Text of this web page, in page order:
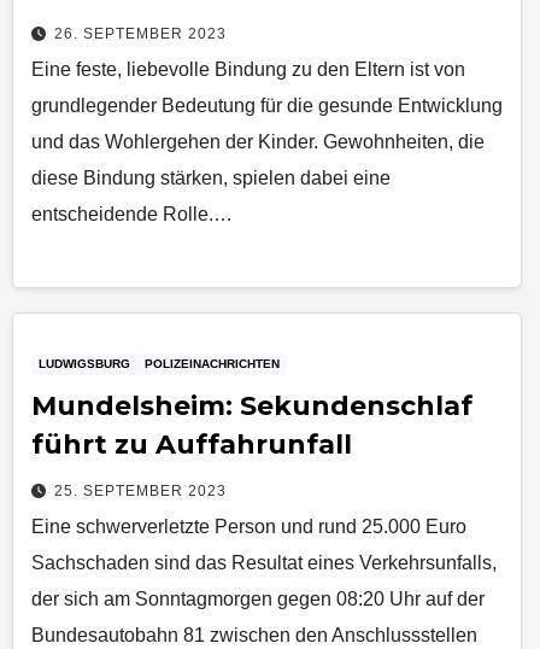
26. SEPTEMBER 2023
Eine feste, liebevolle Bindung zu den Eltern ist von
grundlegender Bedeutung für die gesunde Entwicklung
und das Wohlergehen der Kinder. Gewohnheiten, die
diese Bindung stärken, spielen dabei eine
entscheidende Rolle.…
LUDWIGSBURG POLIZEINACHRICHTEN
Mundelsheim: Sekundenschlaf
führt zu Auffahrunfall
25. SEPTEMBER 2023
Eine schwerverletzte Person und rund 25.000 Euro
Sachschaden sind das Resultat eines Verkehrsunfalls,
der sich am Sonntagmorgen gegen 08:20 Uhr auf der
Bundesautobahn 81 zwischen den Anschlussstellen